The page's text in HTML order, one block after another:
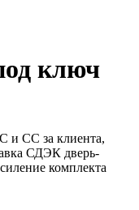
ключ
и СС за клиента,
СДЭК дверь-
комплекта